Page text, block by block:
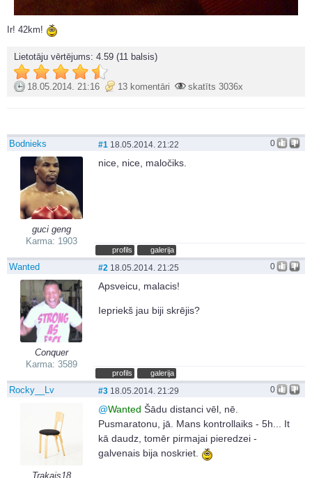
Ir! 42km!
Lietotāju vērtējums: 4.59 (11 balsis)
18.05.2014. 21:16 13 komentāri skatīts 3036x
Bodnieks
guci geng
Karma: 1903
0
#1 18.05.2014. 21:22
nice, nice, maločiks.
profils galerija
Wanted
Conquer
Karma: 3589
0
#2 18.05.2014. 21:25
Apsveicu, malacis!
Iepriekš jau biji skrējis?
profils galerija
Rocky__Lv
Trakais18
0
#3 18.05.2014. 21:29
@Wanted Šādu distanci vēl, nē.
Pusmaratonu, jā. Mans kontrollaiks - 5h... It
kā daudz, tomēr pirmajai pieredzei -
galvenais bija noskriet.